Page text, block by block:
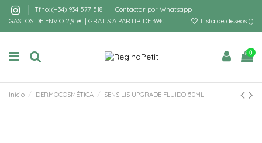
Tfno: (+34) 934 577 518
Contactar por Whatsapp
GASTOS DE ENVÍO 2,95€ | GRATIS A PARTIR DE 39€
Lista de deseos ()
0
Inicio DERMOCOSMÉTICA SENSILIS UPGRADE FLUIDO 50ML